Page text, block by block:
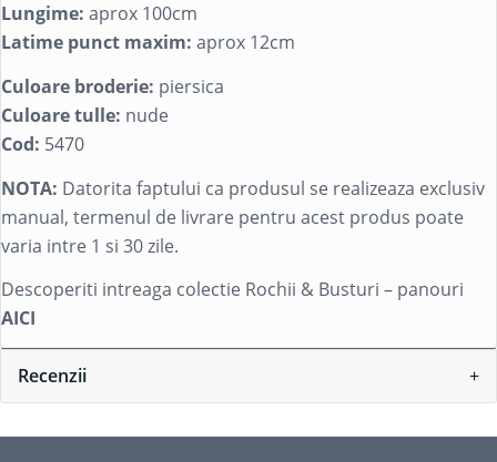
Lungime: aprox 100cm
Latime punct maxim: aprox 12cm
Culoare broderie: piersica
Culoare tulle: nude
Cod: 5470
NOTA: Datorita faptului ca produsul se realizeaza exclusiv
manual, termenul de livrare pentru acest produs poate
varia intre 1 si 30 zile.
Descoperiti intreaga colectie Rochii & Busturi – panouri
AICI
Recenzii